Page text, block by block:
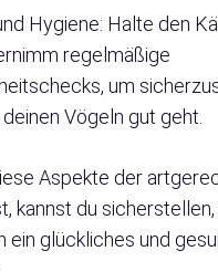
Hygiene: Halte den
regelmäßige
um
Vögeln gut geht.
Aspekte der
kannst du
ein glückliches und